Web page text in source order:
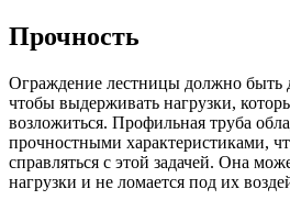
Прочность
Ограждение лестницы должно быть
чтобы выдерживать нагрузки,
возложиться. Профильная труба
прочностными характеристиками,
справляться с этой задачей. Она
нагрузки и не ломается под их